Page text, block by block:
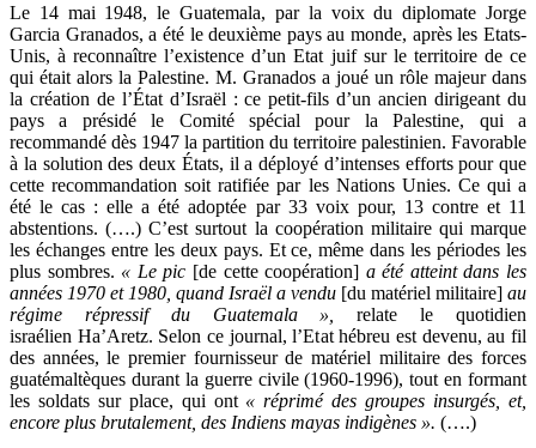
Le 14 mai 1948, le Guatemala, par la voix du diplomate Jorge
Garcia Granados, a été le deuxième pays au monde, après les Etats-
Unis, à reconnaître l’existence d’un Etat juif sur le territoire de ce
qui était alors la Palestine. M. Granados a joué un rôle majeur dans
la création de l’État d’Israël : ce petit-fils d’un ancien dirigeant du
pays a présidé le Comité spécial pour la Palestine, qui a
recommandé dès 1947 la partition du territoire palestinien. Favorable
à la solution des deux États, il a déployé d’intenses efforts pour que
cette recommandation soit ratifiée par les Nations Unies. Ce qui a
été le cas : elle a été adoptée par 33 voix pour, 13 contre et 11
abstentions. (….) C’est surtout la coopération militaire qui marque
les échanges entre les deux pays. Et ce, même dans les périodes les
plus sombres. « Le pic [de cette coopération] a été atteint dans les
années 1970 et 1980, quand Israël a vendu [du matériel militaire] au
régime répressif du Guatemala »,relate le quotidien
israélien Ha’Aretz. Selon ce journal, l’Etat hébreu est devenu, au fil
des années, le premier fournisseur de matériel militaire des forces
guatémaltèques durant la guerre civile (1960-1996), tout en formant
les soldats sur place, qui ont« réprimé des groupes insurgés, et,
encore plus brutalement, des Indiens mayas indigènes ». (….)